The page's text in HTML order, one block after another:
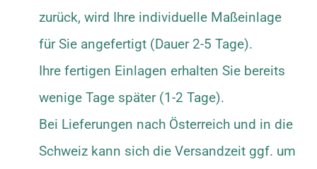
zurück, wird Ihre individuelle Maßeinlage
für Sie angefertigt (Dauer 2-5 Tage).
Ihre fertigen Einlagen erhalten Sie bereits
wenige Tage später (1-2 Tage).
Bei Lieferungen nach Österreich und in die
Schweiz kann sich die Versandzeit ggf. um